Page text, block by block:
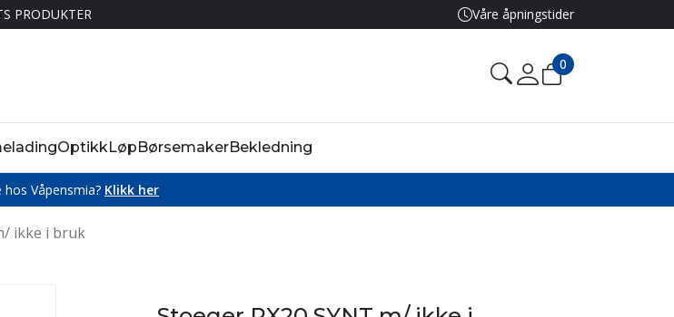
PRODUKTER Våre åpningstider
0
OptikkLøpBørsemakerBekledning
hos Våpensmia? Klikk her
ikke i bruk